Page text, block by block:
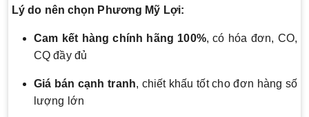
Lý do nên chọn Phương Mỹ Lợi:
Cam kết hàng chính hãng 100%, có hóa đơn, CO,
CQ đầy đủ
Giá bán cạnh tranh, chiết khấu tốt cho đơn hàng số
lượng lớn